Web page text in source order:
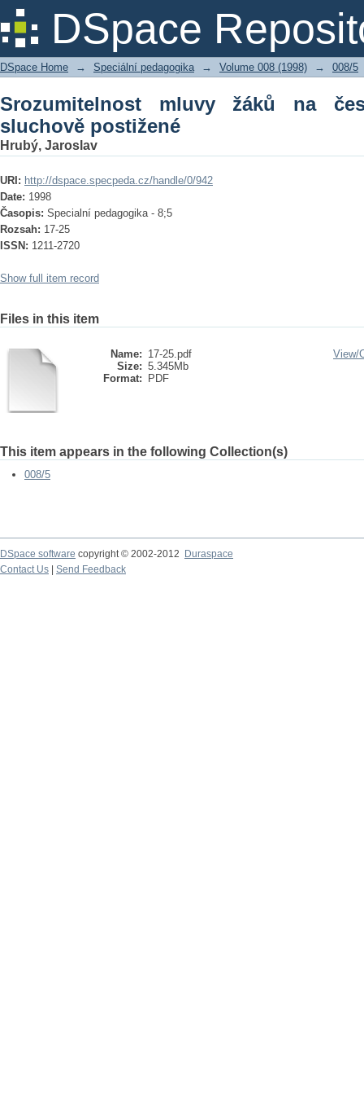
DSpace
Srozumitelnost mluvy žáků na
DSpace Home → Speciální pedagogika → Volume 008 (1998) → 008/5
Srozumitelnost mluvy žáků na
sluchově postižené
Hrubý, Jaroslav
URI: http://dspace.specpeda.cz/handle/0/942
Date: 1998
Časopis: Specialní pedagogika - 8;5
Rozsah: 17-25
ISSN: 1211-2720
Show full item record
Files in this item
Name: 17-25.pdf
Size: 5.345Mb
Format:
PDF
View/
This item appears in the following Collection(s)
008/5
DSpace software copyright © 2002-2012
Duraspace
Contact Us
Send Feedback